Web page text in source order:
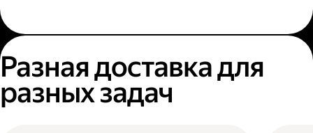
Разная доставка для
разных задач